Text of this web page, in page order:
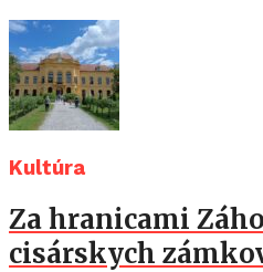
Kultúra
Za hranicami
cisárskych